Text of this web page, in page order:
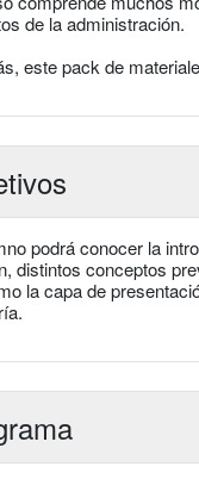
de la administración.
este pack de
podrá conocer la
distintos conceptos
la capa de